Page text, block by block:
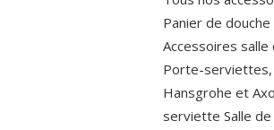
Panier de
Accessoires
Porte-serviettes,
Hansgrohe et
serviette Salle de